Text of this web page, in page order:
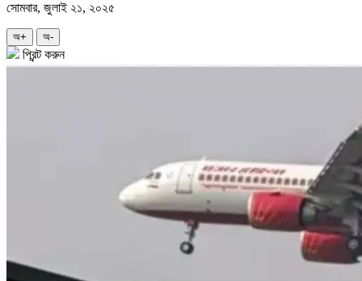
সোমবার, জুলাই ২১, ২০২৫
অ+ অ-
প্রিন্ট করুন